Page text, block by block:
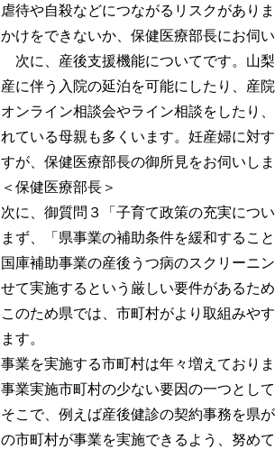
虐待や自殺などにつながるリスクがあり
かけをできないか、保健医療部長にお伺い
次に、産後支援機能についてです。山
産に伴う入院の延泊を可能にしたり、産
オンライン相談会やライン相談をしたり
れている母親も多くいます。妊産婦に対
すが、保健医療部長の御所見をお伺いしま
＜保健医療部長＞
次に、御質問３「子育て政策の充実につ
まず、「県事業の補助条件を緩和するこ
国庫補助事業の産後うつ病のスクリーニ
せて実施するという厳しい要件があるた
このため県では、市町村がより取組みや
ます。
事業を実施する市町村は年々増えており
事業実施市町村の少ない要因の一つとし
そこで、例えば産後健診の契約事務を県
の市町村が事業を実施できるよう、努めて